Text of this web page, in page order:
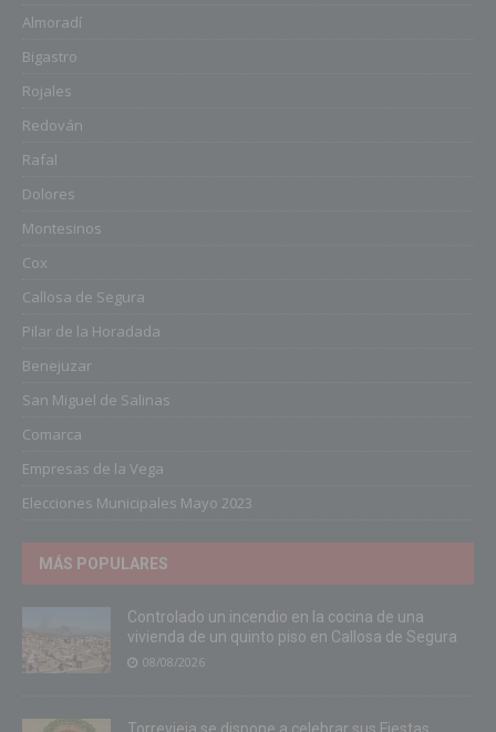
Almoradí
Bigastro
Rojales
Redován
Rafal
Dolores
Montesinos
Cox
Callosa de Segura
Pilar de la Horadada
Benejuzar
San Miguel de Salinas
Comarca
Empresas de la Vega
Elecciones Municipales Mayo 2023
MÁS POPULARES
Controlado un incendio en la cocina de una
vivienda de un quinto piso en Callosa de Segura
08/08/2026